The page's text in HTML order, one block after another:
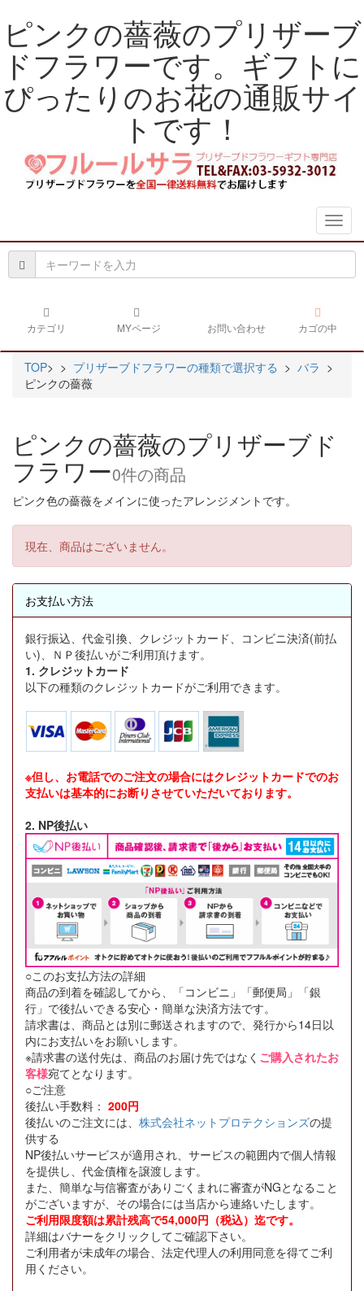
ピンクの薔薇のプリザーブ
ドフラワーです。ギフトに
ぴったりのお花の通販サイ
トです！
カテゴリ MYページ お問い合わせ カゴの中
TOP> > プリザーブドフラワーの種類で選択する > バラ >
ピンクの薔薇
ピンクの薔薇のプリザーブド
フラワー0件の商品
ピンク色の薔薇をメインに使ったアレンジメントです。
現在、商品はございません。
お支払い方法
銀行振込、代金引換、クレジットカード、コンビニ決済(前払
い)、ＮＰ後払いがご利用頂けます。
1. クレジットカード
以下の種類のクレジットカードがご利用できます。
※但し、お電話でのご注文の場合にはクレジットカードでのお
支払いは基本的にお断りさせていただいております。
2. NP後払い
○このお支払方法の詳細
商品の到着を確認してから、「コンビニ」「郵便局」「銀
行」で後払いできる安心・簡単な決済方法です。
請求書は、商品とは別に郵送されますので、発行から14日以
内にお支払いをお願いします。
※請求書の送付先は、商品のお届け先ではなく ご購入されたお
客様宛てとなります。
○ご注意
後払い手数料： 200円
後払いのご注文には、 株式会社ネットプロテクションズの提
供する
NP後払いサービスが適用され、サービスの範囲内で個人情報
を提供し、代金債権を譲渡します。
また、簡単な与信審査がありごくまれに審査がNGとなること
がございますが、その場合には当店から連絡いたします。
ご利用限度額は累計残高で54,000円（税込）迄です。
詳細はバナーをクリックしてご確認下さい。
ご利用者が未成年の場合、法定代理人の利用同意を得てご利
用ください。